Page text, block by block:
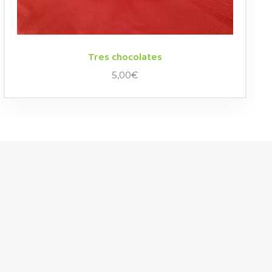
Tres chocolates
5,00€